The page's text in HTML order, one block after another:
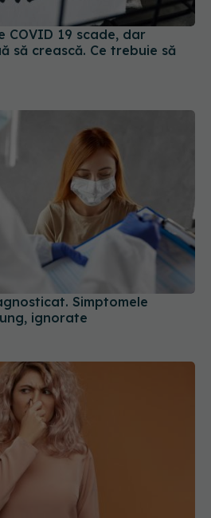
COVID 19 scade, dar
să crească. Ce trebuie să
Simptomele
ignorate